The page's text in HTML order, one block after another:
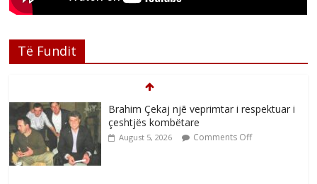
Të Fundit
Brahim Çekaj njē veprimtar i respektuar i
çeshtjës kombëtare
August 5, 2026 Comments Off